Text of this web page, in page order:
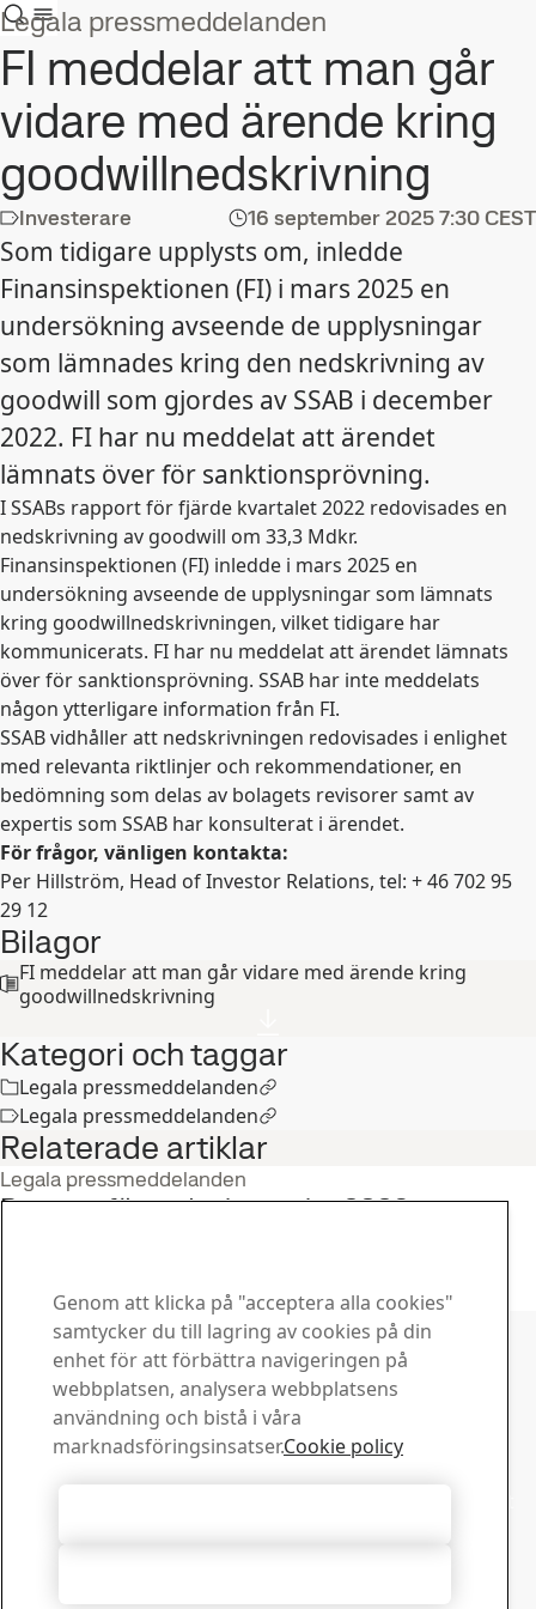
Legala pressmeddelanden
FI meddelar att man går
vidare med ärende kring
goodwillnedskrivning
Investerare 16 september 20257:30 CEST
Som tidigare upplysts om, inledde
Finansinspektionen (FI) i mars 2025 en
undersökning avseende de upplysningar
som lämnades kring den nedskrivning av
goodwill som gjordes av SSAB i december
2022. FI har nu meddelat att ärendet
lämnats över för sanktionsprövning.
I SSABs rapport för fjärde kvartalet 2022 redovisades en
nedskrivning av goodwill om 33,3 Mdkr.
Finansinspektionen (FI) inledde i mars 2025 en
undersökning avseende de upplysningar som lämnats
kring goodwillnedskrivningen, vilket tidigare har
kommunicerats. FI har nu meddelat att ärendet lämnats
över för sanktionsprövning. SSAB har inte meddelats
någon ytterligare information från FI.
SSAB vidhåller att nedskrivningen redovisades i enlighet
med relevanta riktlinjer och rekommendationer, en
bedömning som delas av bolagets revisorer samt av
expertis som SSAB har konsulterat i ärendet.
För frågor, vänligen kontakta:
Per Hillström, Head of Investor Relations, tel: + 46702 95
29 12
Bilagor
FI meddelar att man går vidare med ärende kring
goodwillnedskrivning
Kategori och taggar
Legala pressmeddelanden
Legala pressmeddelanden
Relaterade artiklar
Legala pressmeddelanden
Rapport för andra kvartalet 2026
Kontakta SSAB
Kontakta oss
Hur kan vi hjälpa dig?
Visa kontakter
Downloadcenter
Genom att klicka på "acceptera alla cookies"
samtycker du till lagring av cookies på din
enhet för att förbättra navigeringen på
webbplatsen, analysera webbplatsens
användning och bistå i våra
marknadsföringsinsatser.Cookie policy